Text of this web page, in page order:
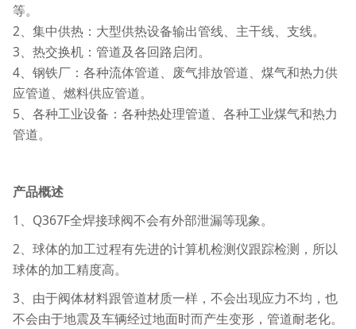
等。
2、集中供热：大型供热设备输出管线、主干线、支线。
3、热交换机：管道及各回路启闭。
4、钢铁厂：各种流体管道、废气排放管道、煤气和热力供
应管道、燃料供应管道。
5、各种工业设备：各种热处理管道、各种工业煤气和热力
管道。
产品概述
1、Q367F全焊接球阀不会有外部泄漏等现象。
2、球体的加工过程有先进的计算机检测仪跟踪检测，所以
球体的加工精度高。
3、由于阀体材料跟管道材质一样，不会出现应力不均，也
不会由于地震及车辆经过地面时而产生变形，管道耐老化。